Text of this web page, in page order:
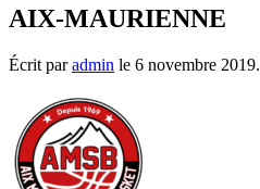
AIX-MAURIENNE
Écrit paradmin le 6 novembre 2019.